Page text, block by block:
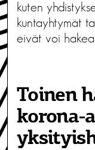
kuten
kuntayhtymät
eivät voi hakea
Toinen
korona-